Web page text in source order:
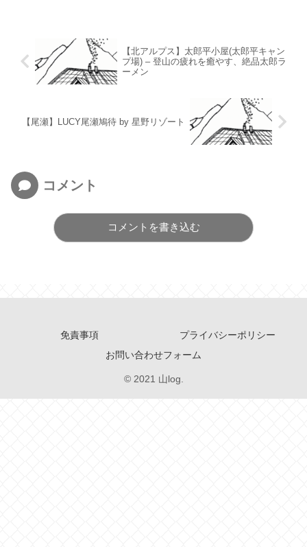
【北アルプス】太郎平小屋(太郎平キャン
プ場) – 登山の疲れを癒やす、絶品太郎ラ
ーメン
【尾瀬】LUCY尾瀬鳩待 by 星野リゾート
コメント
コメントを書き込む
免責事項
プライバシーポリシー
お問い合わせフォーム
© 2021 山log.